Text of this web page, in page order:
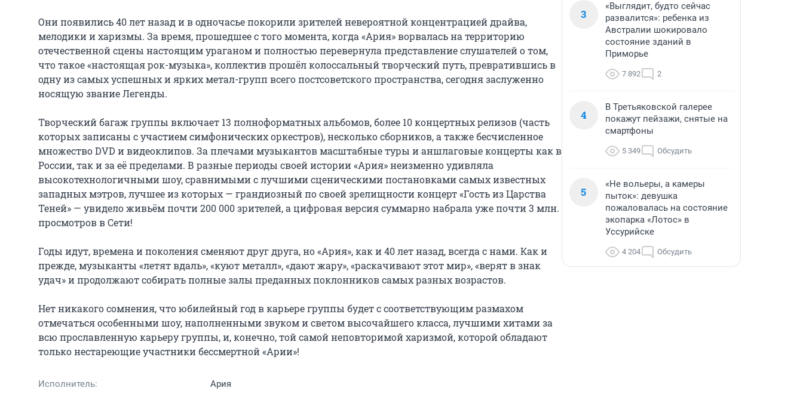
Они появились 40 лет назад и в одночасье покорили зрителей невероятной концентрацией драйва,
мелодики и харизмы. За время, прошедшее с того момента, когда «Ария» ворвалась на территорию
отечественной сцены настоящим ураганом и полностью перевернула представление слушателей о том,
что такое «настоящая рок-музыка», коллектив прошёл колоссальный творческий путь, превратившись в
одну из самых успешных и ярких метал-групп всего постсоветского пространства, сегодня заслуженно
носящую звание Легенды.
Творческий багаж группы включает 13 полноформатных альбомов, более 10 концертных релизов (часть
которых записаны с участием симфонических оркестров), несколько сборников, а также бесчисленное
множество DVD и видеоклипов. За плечами музыкантов масштабные туры и аншлаговые концерты как в
России, так и за её пределами. В разные периоды своей истории «Ария» неизменно удивляла
высокотехнологичными шоу, сравнимыми с лучшими сценическими постановками самых известных
западных мэтров, лучшее из которых — грандиозный по своей зрелищности концерт «Гость из Царства
Теней» — увидело живьём почти 200 000 зрителей, а цифровая версия суммарно набрала уже почти 3 млн.
просмотров в Сети!
Годы идут, времена и поколения сменяют друг друга, но «Ария», как и 40 лет назад, всегда с нами. Как и
прежде, музыканты «летят вдаль», «куют металл», «дают жару», «раскачивают этот мир», «верят в знак
удач» и продолжают собирать полные залы преданных поклонников самых разных возрастов.
Нет никакого сомнения, что юбилейный год в карьере группы будет с соответствующим размахом
отмечаться особенными шоу, наполненными звуком и светом высочайшего класса, лучшими хитами за
всю прославленную карьеру группы, и, конечно, той самой неповторимой харизмой, которой обладают
только нестареющие участники бессмертной «Арии»!
Исполнитель: Ария
3
«Выглядит, будто сейчас
развалится»: ребенка из
Австралии шокировало
состояние зданий в
Приморье
7 892 2
4
В Третьяковской галерее
покажут пейзажи, снятые на
смартфоны
5 349 Обсудить
5
«Не вольеры, а камеры
пыток»: девушка
пожаловалась на состояние
экопарка «Лотос» в
Уссурийске
4 204 Обсудить